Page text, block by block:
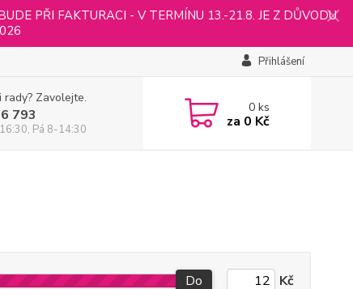
PŘI FAKTURACI - V TERMÍNU 13.-21.8. JE Z DŮVODU
Přihlášení
rady? Zavolejte.
793
Pá 8-14:30
0ks
za 0 Kč
Do Kč